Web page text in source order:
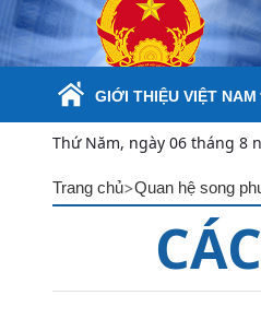
Skip to Main Content
GIỚI THIỆU VIỆT NAM
Thứ Năm, ngày 06 tháng 8
Trang chủ>Quan hệ song